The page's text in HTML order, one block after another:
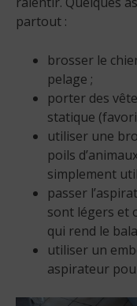
partout :
brosser le
pelage ;
porter des
statique
utiliser une
poils
simplement
passer
sont légers et
qui rend le
utiliser un
aspirateur